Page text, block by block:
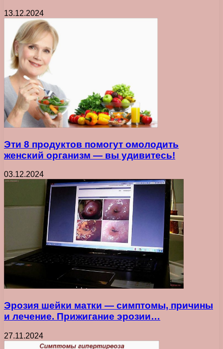
13.12.2024
Эти 8 продуктов помогут омолодить
женский организм — вы удивитесь!
03.12.2024
Эрозия шейки матки — симптомы, причины
и лечение. Прижигание эрозии…
27.11.2024